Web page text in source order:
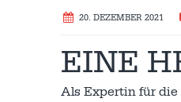
20. DEZEMBER 2021
EINE
Als Expertin für die